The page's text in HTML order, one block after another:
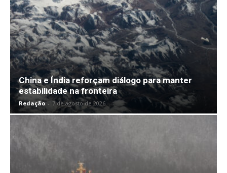
China e Índia reforçam diálogo para manter
estabilidade na fronteira
Redação - 7 de agosto de 2026